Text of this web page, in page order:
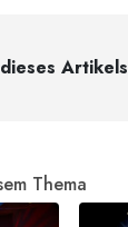
Artikels
Thema